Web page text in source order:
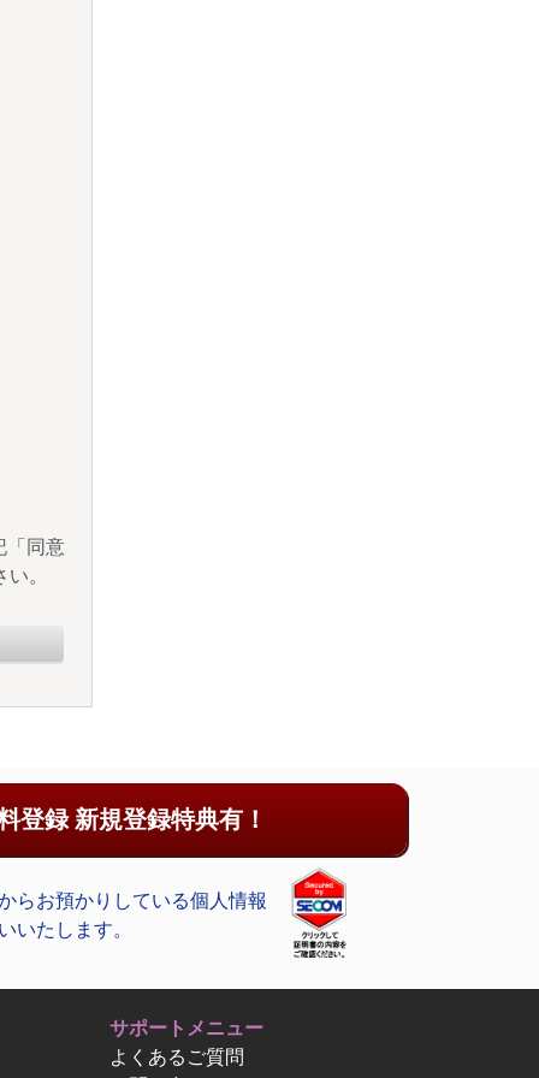
「同意
。
登録 新規登録特典有！
らお預かりしている個人情報
いたします。
サポートメニュー
よくあるご質問